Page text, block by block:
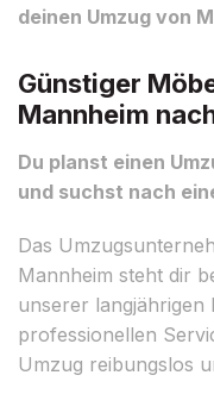
deinen Umzug von
Günstiger
Mannheim
Du planst einen
und suchst nach
Das
Mannheim steht dir
unserer
professionellen
Umzug reibungslos